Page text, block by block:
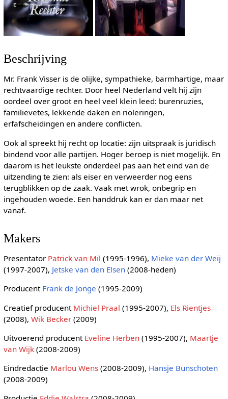
Beschrijving
Mr. Frank Visser is de olijke, sympathieke, barmhartige, maar
rechtvaardige rechter. Door heel Nederland velt hij zijn
oordeel over groot en heel veel klein leed: burenruzies,
familievetes, lekkende daken en rioleringen,
erfafscheidingen en andere conflicten.
Ook al spreekt hij recht op locatie: zijn uitspraak is juridisch
bindend voor alle partijen. Hoger beroep is niet mogelijk. En
daarom is het leukste onderdeel pas aan het eind van de
uitzending te zien: als eiser en verweerder nog eens
terugblikken op de zaak. Vaak met wrok, onbegrip en
ingehouden woede. Een handdruk kan er dan maar net
vanaf.
Makers
Presentator Patrick van Mil (1995-1996), Mieke van der Weij
(1997-2007), Jetske van den Elsen(2008-heden)
Producent Frank de Jonge (1995-2009)
Creatief producent Michiel Praal (1995-2007), Els Rientjes
(2008), Wik Becker(2009)
Uitvoerend producent Eveline Herben(1995-2007), Maartje
van Wijk(2008-2009)
Eindredactie Marlou Wens(2008-2009), Hansje Bunschoten
(2008-2009)